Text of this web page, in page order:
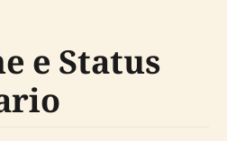
e Status